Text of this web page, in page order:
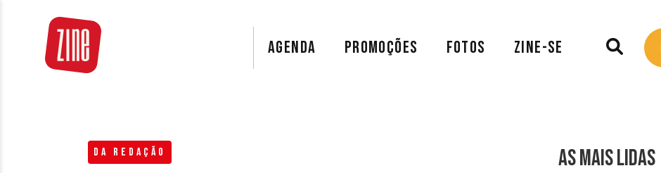
AGENDA PROMOÇÕES FOTOS ZINE-SE
DA REDAÇÃO AS MAIS LIDAS